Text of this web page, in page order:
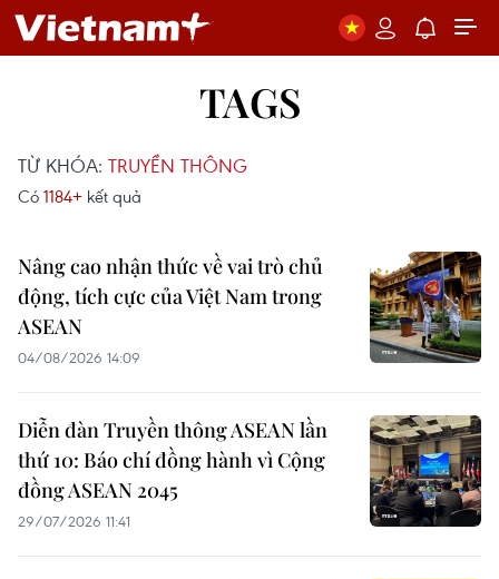
TAGS
TỪ KHÓA: TRUYỀN THÔNG
Có 1184+ kết quả
Nâng cao nhận thức về vai trò chủ
động, tích cực của Việt Nam trong
ASEAN
04/08/2026 14:09
Diễn đàn Truyền thông ASEAN lần
thứ 10: Báo chí đồng hành vì Cộng
đồng ASEAN 2045
29/07/2026 11:41